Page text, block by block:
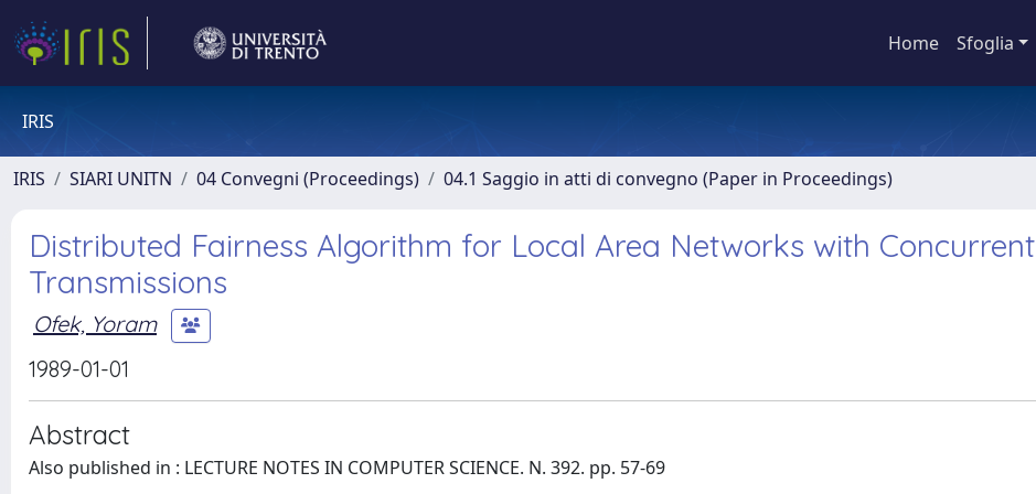
Home Sfoglia
IRIS
IRIS SIARI UNITN 04 Convegni (Proceedings) 04.1 Saggio in atti di convegno (Paper in Proceedings)
Distributed Fairness Algorithm for Local Area Networks with Concurrent
Transmissions
Ofek, Yoram
1989-01-01
Abstract
Also published in : LECTURE NOTES IN COMPUTER SCIENCE. N. 392. pp. 57-69